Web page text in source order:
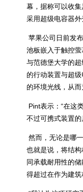
幕，据称可以收
采用超级电容器外
苹果公司日前发
池板嵌入于触控
与范德堡大学的
的行动装置与超
的环境光线，从而
Pint表示：“在这
不过可携式装置
然而，无论是哪
也就是说，将结
同承载耐用性的
得超过在作为建筑